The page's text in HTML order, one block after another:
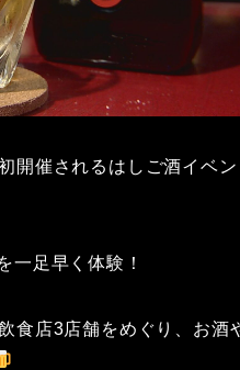
開催されるはしご酒イベン
一足早く体験！
食店3店舗をめぐり、お酒